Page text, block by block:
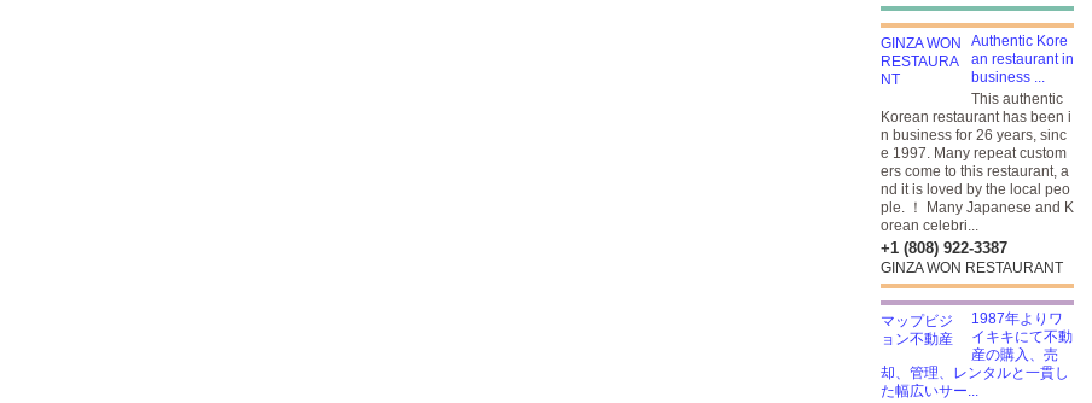
Authentic Kore
an restaurant in
business ...
This authentic
Korean restaurant has been i
n business for 26 years, sinc
e 1997. Many repeat custom
ers come to this restaurant, a
nd it is loved by the local peo
ple. ！ Many Japanese and K
orean celebri...
+1 (808) 922-3387
GINZA WON RESTAURANT
1987年よりワ
イキキにて不動
産の購入、売
却、管理、レンタルと一貫し
た幅広いサー...